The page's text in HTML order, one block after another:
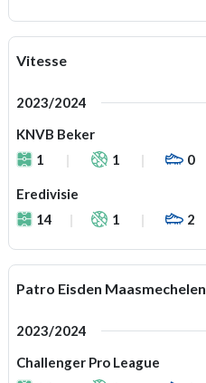
Vitesse
2023/2024
KNVB Beker
1
1 0
Eredivisie
14
1 2
Patro Eisden Maasmechelen
2023/2024
Challenger Pro League